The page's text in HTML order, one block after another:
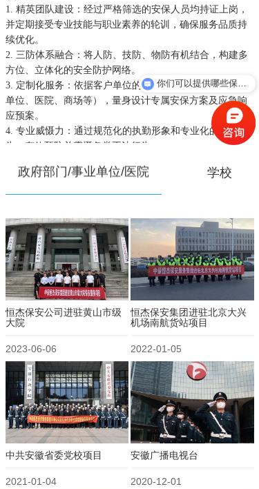
1. 精英团队建设：经过严格筛选的安保人员均持证上岗，
并定期接受专业技能与职业素养的轮训，确保服务品质持
续优化。
2. 三防体系融合：将人防、技防、物防有机结合，构建多
方位、立体化的安全防护网络。
3. 定制化服务：依据客户单位的具体需求（如政企业事业
单位、医院、商场等），量身设计专属安保方案及应急响
应预案。
4. 专业威慑力：通过规范化的执勤形象和专业化的服务行
为，有效预防并震慑各类不法行为。
政府部门/事业单位/医院 学校
恒杰保安公司进驻黄山市级
大院
2023-06-06
恒杰保安集团进驻北京大兴
机场南航货站项目
2022-01-05
中共安徽省委党校项目
2021-01-04
安徽广播电视台
2020-12-01